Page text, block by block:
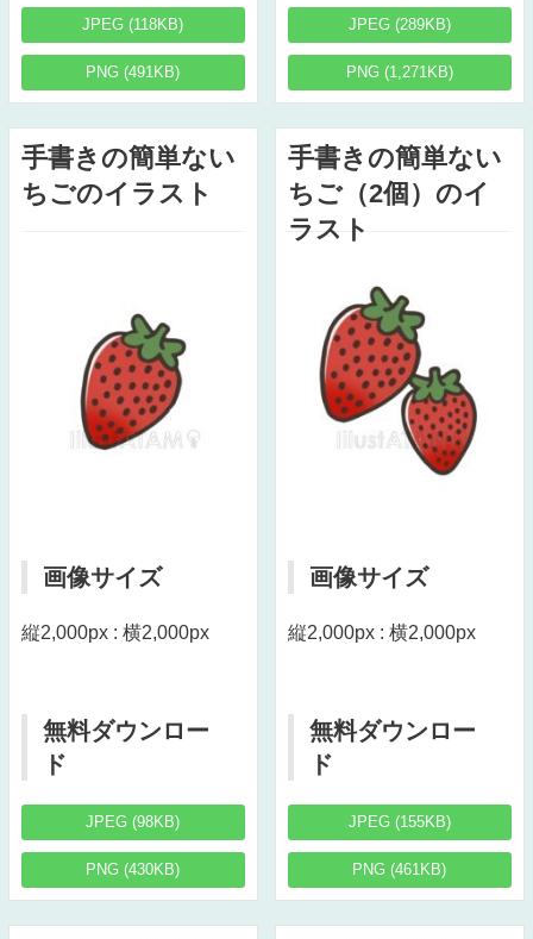
JPEG (118KB)
PNG (491KB)
JPEG (289KB)
PNG (1,271KB)
手書きの簡単ない
ちごのイラスト
画像サイズ
縦2,000px : 横2,000px
無料ダウンロー
ド
JPEG (98KB)
PNG (430KB)
手書きの簡単ない
ちご（2個）のイ
ラスト
画像サイズ
縦2,000px : 横2,000px
無料ダウンロー
ド
JPEG (155KB)
PNG (461KB)